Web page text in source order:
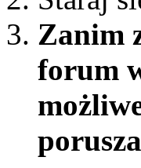
Zanim
forum